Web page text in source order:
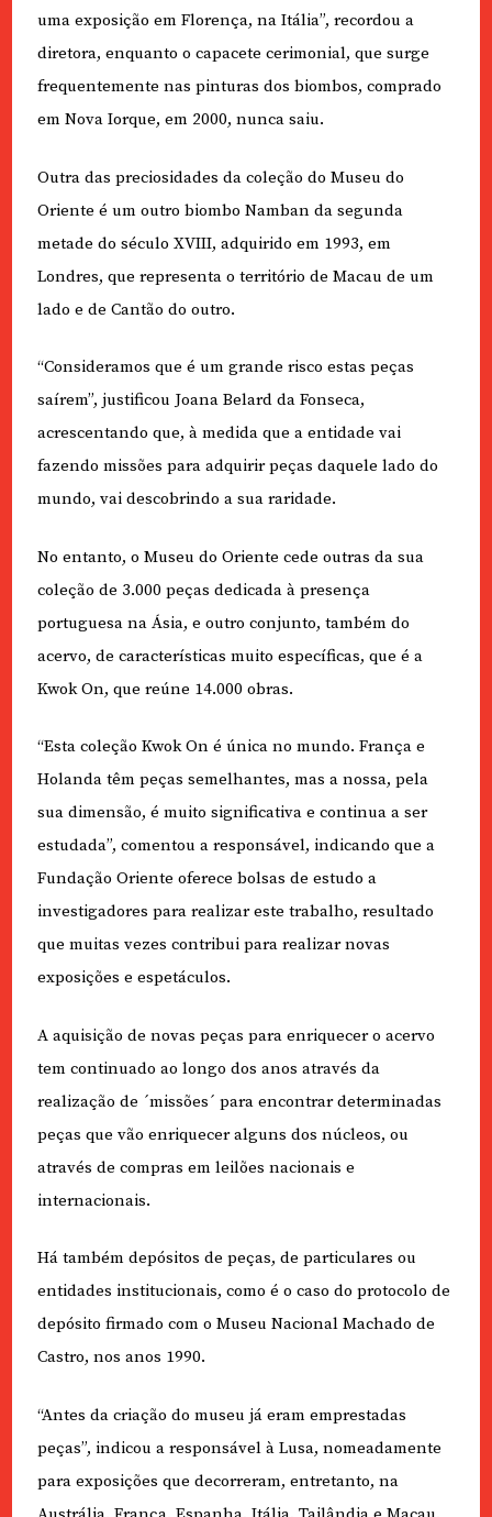
uma exposição em Florença, na Itália”, recordou a
diretora, enquanto o capacete cerimonial, que surge
frequentemente nas pinturas dos biombos, comprado
em Nova Iorque, em 2000, nunca saiu.
Outra das preciosidades da coleção do Museu do
Oriente é um outro biombo Namban da segunda
metade do século XVIII, adquirido em 1993, em
Londres, que representa o território de Macau de um
lado e de Cantão do outro.
“Consideramos que é um grande risco estas peças
saírem”, justificou Joana Belard da Fonseca,
acrescentando que, à medida que a entidade vai
fazendo missões para adquirir peças daquele lado do
mundo, vai descobrindo a sua raridade.
No entanto, o Museu do Oriente cede outras da sua
coleção de 3.000 peças dedicada à presença
portuguesa na Ásia, e outro conjunto, também do
acervo, de características muito específicas, que é a
Kwok On, que reúne 14.000 obras.
“Esta coleção Kwok On é única no mundo. França e
Holanda têm peças semelhantes, mas a nossa, pela
sua dimensão, é muito significativa e continua a ser
estudada”, comentou a responsável, indicando que a
Fundação Oriente oferece bolsas de estudo a
investigadores para realizar este trabalho, resultado
que muitas vezes contribui para realizar novas
exposições e espetáculos.
A aquisição de novas peças para enriquecer o acervo
tem continuado ao longo dos anos através da
realização de ´missões´ para encontrar determinadas
peças que vão enriquecer alguns dos núcleos, ou
através de compras em leilões nacionais e
internacionais.
Há também depósitos de peças, de particulares ou
entidades institucionais, como é o caso do protocolo de
depósito firmado com o Museu Nacional Machado de
Castro, nos anos 1990.
“Antes da criação do museu já eram emprestadas
peças”, indicou a responsável à Lusa, nomeadamente
para exposições que decorreram, entretanto, na